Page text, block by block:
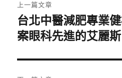
章
導
覽
上一篇文章
上
一
文
章:
台北中醫減肥專業
案眼科先進的艾麗斯